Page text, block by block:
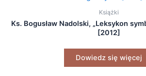
Książki
Ks. Bogusław Nadolski, „Leksykon
[2012]
Dowiedz się więcej